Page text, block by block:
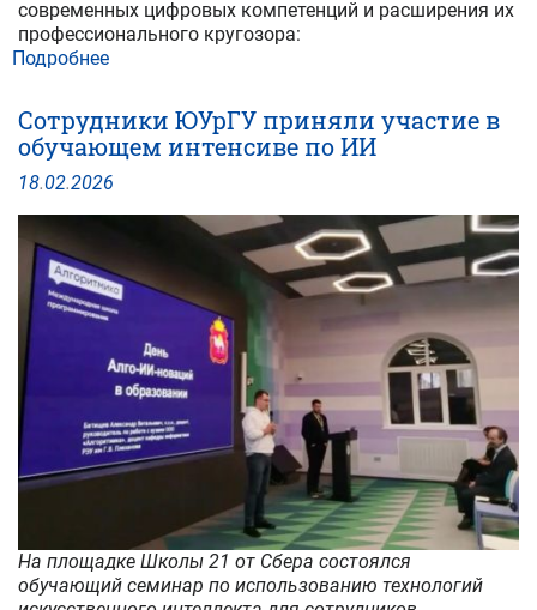
современных цифровых компетенций и расширения их
профессионального кругозора:
Подробнее
учебы:
Андрей
Ручай
студентам
о
возможностях
российской
нейросети
Сотрудники ЮУрГУ приняли участие в
обучающем интенсиве по ИИ
18.02.2026
На площадке Школы 21 от Сбера состоялся
обучающий семинар по использованию технологий